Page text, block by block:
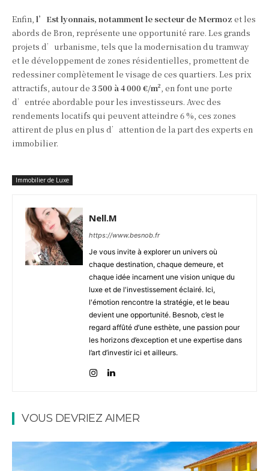
Enfin, l’Est lyonnais, notamment le secteur de Mermoz et les
abords de Bron, représente une opportunité rare. Les grands
projets d’urbanisme, tels que la modernisation du tramway
et le développement de zones résidentielles, promettent de
redessiner complètement le visage de ces quartiers. Les prix
attractifs, autour de 3 500 à 4 000 €/m², en font une porte
d’entrée abordable pour les investisseurs. Avec des
rendements locatifs qui peuvent atteindre 6 %, ces zones
attirent de plus en plus d’attention de la part des experts en
immobilier.
Immobilier de Luxe
Nell.M
https://www.besnob.fr
Je vous invite à explorer un univers où
chaque destination, chaque demeure, et
chaque idée incarnent une vision unique du
luxe et de l'investissement éclairé. Ici,
l'émotion rencontre la stratégie, et le beau
devient une opportunité. Besnob, c’est le
regard affûté d’une esthète, une passion pour
les horizons d’exception et une expertise dans
l’art d’investir ici et ailleurs.
VOUS DEVRIEZ AIMER